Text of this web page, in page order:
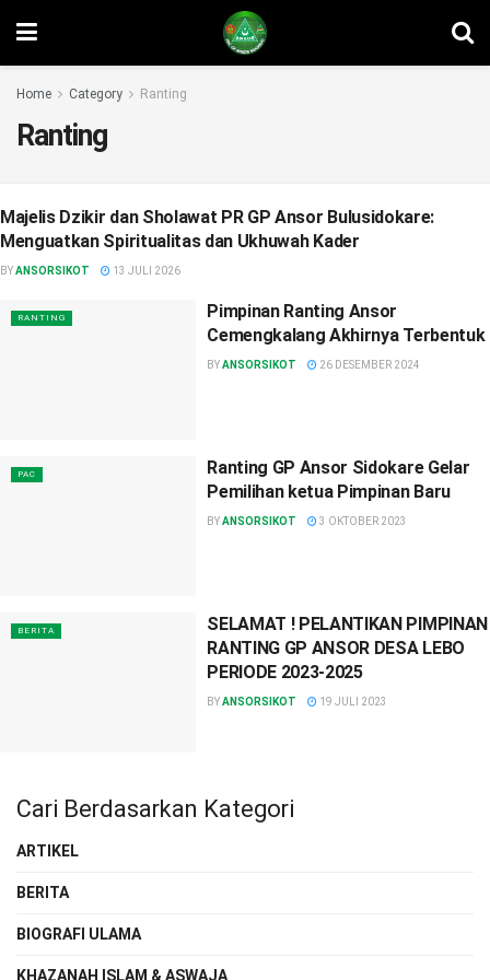
Home Category Ranting
Ranting
RANTING
Majelis Dzikir dan Sholawat PR GP Ansor Bulusidokare:
Menguatkan Spiritualitas dan Ukhuwah Kader
BYANSORSIKOT 13 JULI 2026
RANTING
Pimpinan Ranting Ansor
Cemengkalang Akhirnya Terbentuk
BYANSORSIKOT 26 DESEMBER 2024
PAC
Ranting GP Ansor Sidokare Gelar
Pemilihan ketua Pimpinan Baru
BYANSORSIKOT 3 OKTOBER 2023
BERITA
SELAMAT ! PELANTIKAN PIMPINAN
RANTING GP ANSOR DESA LEBO
PERIODE 2023-2025
BYANSORSIKOT 19 JULI 2023
Cari Berdasarkan Kategori
ARTIKEL
BERITA
BIOGRAFI ULAMA
KHAZANAH ISLAM & ASWAJA